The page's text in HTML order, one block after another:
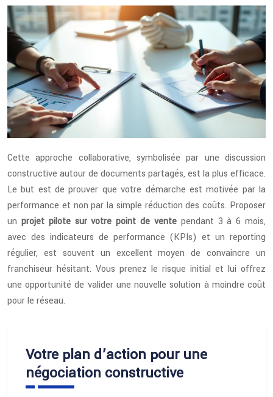
Cette approche collaborative, symbolisée par une discussion
constructive autour de documents partagés, est la plus efficace.
Le but est de prouver que votre démarche est motivée par la
performance et non par la simple réduction des coûts. Proposer
un projet pilote sur votre point de ventependant 3 à 6 mois,
avec des indicateurs de performance (KPIs) et un reporting
régulier, est souvent un excellent moyen de convaincre un
franchiseur hésitant. Vous prenez le risque initial et lui offrez
une opportunité de valider une nouvelle solution à moindre coût
pour le réseau.
Votre plan d’action pour une
négociation constructive